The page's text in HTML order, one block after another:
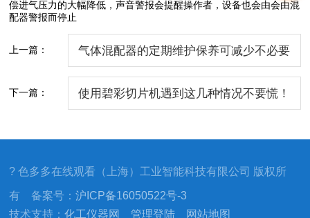
偿进气压力的大幅降低，声音警报会提醒操作者，设备也会由会由混
配器警报而停止
上一篇： 气体混配器的定期维护保养可减少不必要
下一篇： 使用碧彩切片机遇到这几种情况不要慌！
? 色多多在线观看（上海）工业智能科技有限公司 版权所
有 备案号：沪ICP备16050522号-3
技术支持：化工仪器网 管理登陆 网站地图